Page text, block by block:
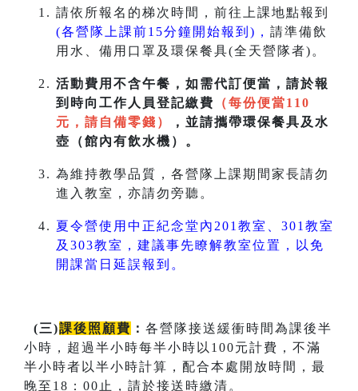
請依所報名的梯次時間，前往上課地點報到
(各營隊上課前15分鐘開始報到)， 請準備飲
用水、備用口罩及環保餐具(全天營隊者)。
活動費用不含午餐，如需代訂便當，請於報
到時向工作人員登記繳費
（每份便當110
元，請自備零錢）
，並請攜帶環保餐具及水
壺（館內有飲水機）。
為維持教學品質，各營隊上課期間家長請勿
進入教室，亦請勿旁聽。
夏令營使用中正紀念堂內201教室、301教室
及303教室，建議事先瞭解教室位置，以免
開課當日延誤報到。
(三)課後照顧費 ： 各營隊接送緩衝時間為課後半
小時，超過半小時每半小時以100元計費，不滿
半小時者以半小時計算，配合本處開放時間，最
晚至18：00止，請於接送時繳清。